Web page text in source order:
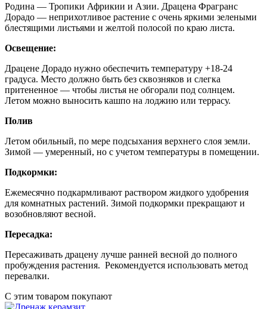
Родина — Тропики Африкии и Азии. Драцена Фрагранс
Дорадо — неприхотливое растение с очень яркими зелеными
блестящими листьями и желтой полосой по краю листа.
Освещение:
Драцене Дорадо нужно обеспечить температуру +18-24
градуса. Место должно быть без сквозняков и слегка
притененное — чтобы листья не обгорали под солнцем.
Летом можно выносить кашпо на лоджию или террасу.
Полив
Летом обильный, по мере подсыхания верхнего слоя земли.
Зимой — умеренный, но с учетом температуры в помещении.
Подкормки:
Ежемесячно подкармливают раствором жидкого удобрения
для комнатных растений. Зимой подкормки прекращают и
возобновляют весной.
Пересадка:
Пересаживать драцену лучше ранней весной до полного
пробуждения растения. Рекомендуется использовать метод
перевалки.
С этим товаром покупают